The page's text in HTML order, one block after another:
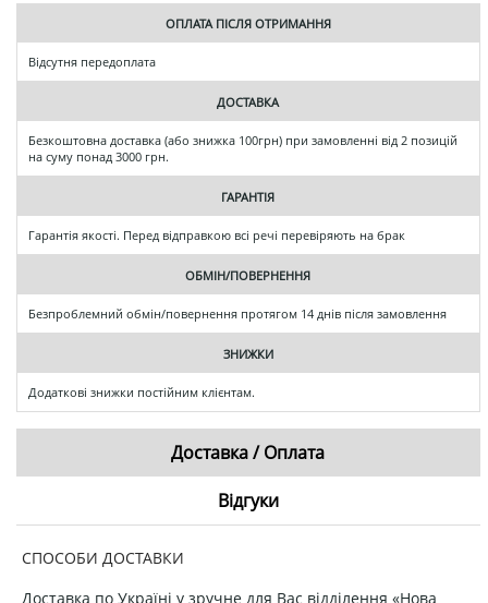
ОПЛАТА ПІСЛЯ ОТРИМАННЯ
Відсутня передоплата
ДОСТАВКА
Безкоштовна доставка (або знижка 100грн) при замовленні від 2 позицій
на суму понад 3000 грн.
ГАРАНТІЯ
Гарантія якості. Перед відправкою всі речі перевіряють на брак
ОБМІН/ПОВЕРНЕННЯ
Безпроблемний обмін/повернення протягом 14 днів після замовлення
ЗНИЖКИ
Додаткові знижки постійним клієнтам.
Доставка / Оплата
Відгуки
СПОСОБИ ДОСТАВКИ
Доставка по Україні у зручне для Вас відділення «Нова